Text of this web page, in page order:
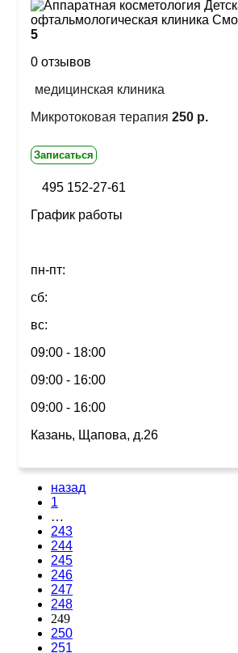
5
0 отзывов
медицинская клиника
Микротоковая терапия 250 р.
Записаться
495 152-27-61
График работы
пн-пт:
сб:
вс:
09:00 - 18:00
09:00 - 16:00
09:00 - 16:00
Казань, Щапова, д.26
назад
1
…
243
244
245
246
247
248
249
250
251